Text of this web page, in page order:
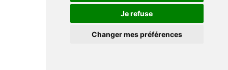
Je refuse
Changer mes préférences